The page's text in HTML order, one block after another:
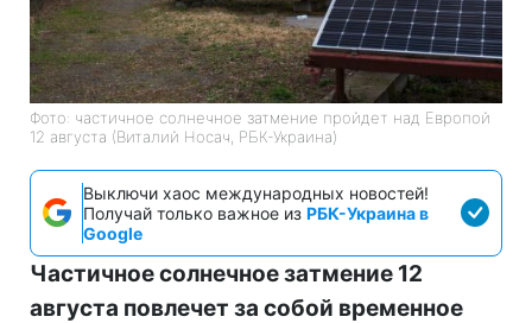
Фото: частичное солнечное затмение пройдет над Европой
12 августа (Виталий Носач, РБК-Украина)
Выключи хаос международных новостей!
Получай только важное из РБК-Украина в
Google
Частичное солнечное затмение 12
августа повлечет за собой временное